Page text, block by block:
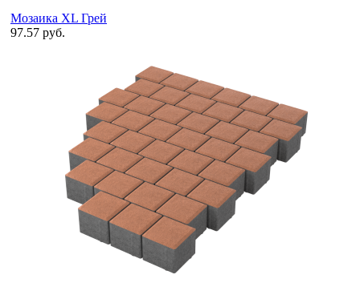
Мозаика XL Грей
97.57 руб.